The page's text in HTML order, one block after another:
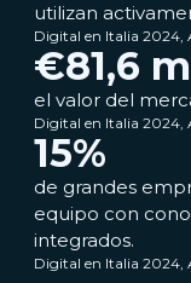
utilizan
Digital en Italia 2024,
€81,6
el valor del
Digital en Italia 2024,
15%
de grandes
equipo con
integrados.
Digital en Italia 2024,